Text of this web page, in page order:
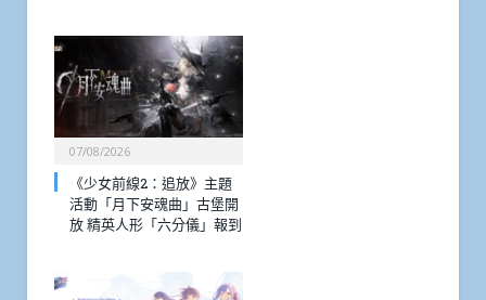
07/08/2026
《少女前線2：追放》主題
活動「月下安魂曲」古堡開
放 精英人形「六分儀」報到